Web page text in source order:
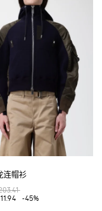
连帽衫
-45%